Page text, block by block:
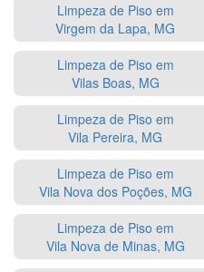
Limpeza de Piso em
Virgem da Lapa, MG
Limpeza de Piso em
Vilas Boas, MG
Limpeza de Piso em
Vila Pereira, MG
Limpeza de Piso em
Vila Nova dos Poções, MG
Limpeza de Piso em
Vila Nova de Minas, MG